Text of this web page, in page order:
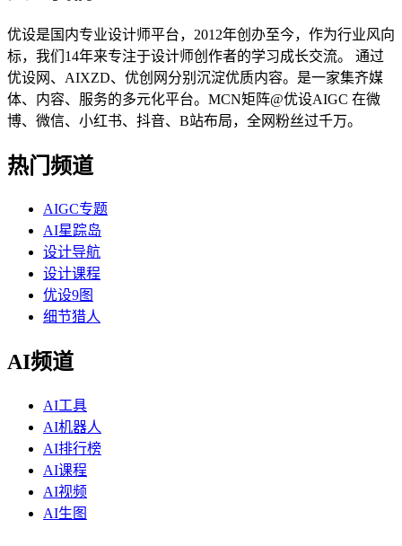
优设是国内专业设计师平台，2012年创办至今，作为行业风向
标，我们14年来专注于设计师创作者的学习成长交流。 通过
优设网、AIXZD、优创网分别沉淀优质内容。是一家集齐媒
体、内容、服务的多元化平台。MCN矩阵@优设AIGC 在微
博、微信、小红书、抖音、B站布局，全网粉丝过千万。
热门频道
AIGC专题
AI星踪岛
设计导航
设计课程
优设9图
细节猎人
AI频道
AI工具
AI机器人
AI排行榜
AI课程
AI视频
AI生图